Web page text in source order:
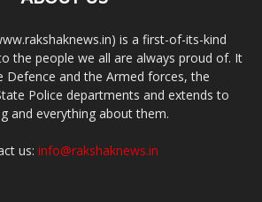
is a first-of-its-kind
the people we all are always proud of. It
Defence and the Armed forces, the
Police departments and extends to
and everything about them.
us: info@rakshaknews.in